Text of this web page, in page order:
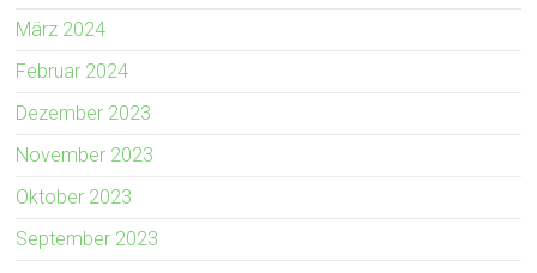
März 2024
Februar 2024
Dezember 2023
November 2023
Oktober 2023
September 2023